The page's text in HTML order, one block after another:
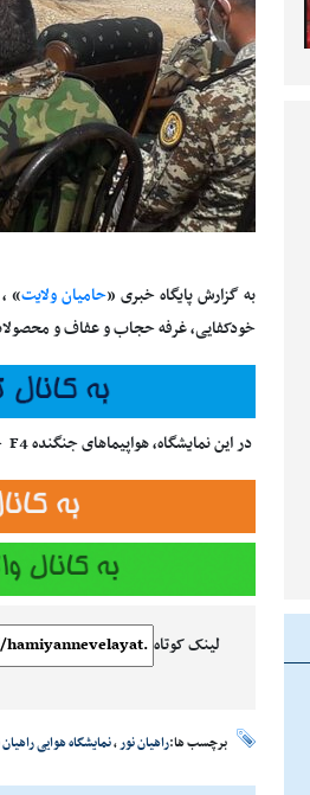
به گزارش پایگاه خبری «حامیان ولایت»
خودکفایی، غرفه حجاب و عفاف و
در این نمایشگاه، هواپیماهای جنگنده F4 جهت تماشای زائرین کاروانهای راهیان نور از یکم فروردین ماه به پرواز در می آیند .
لینک کوتاه
برچسب ها:راهیان نور،نمایشگاه هوایی